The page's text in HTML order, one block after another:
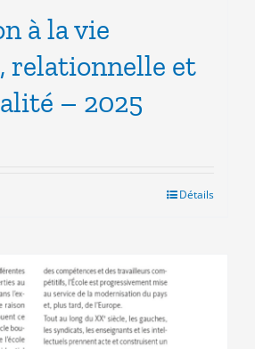
à la vie
relationnelle et
– 2025
Détails